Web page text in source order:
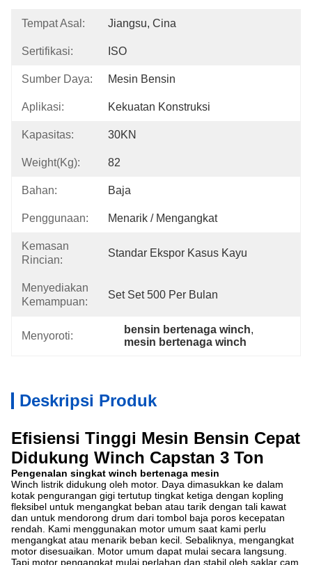
Tempat Asal: Jiangsu, Cina
Sertifikasi: ISO
Sumber Daya: Mesin Bensin
Aplikasi: Kekuatan Konstruksi
Kapasitas: 30KN
Weight(kg): 82
Bahan: Baja
Penggunaan: Menarik / Mengangkat
Kemasan
Rincian:
Standar Ekspor Kasus Kayu
Menyediakan
Kemampuan:
Set Set 500 Per Bulan
Menyoroti:
bensin bertenaga winch,
mesin bertenaga winch
Deskripsi Produk
Efisiensi Tinggi Mesin Bensin Cepat
Didukung Winch Capstan 3 Ton
Pengenalan singkat winch bertenaga mesin
Winch listrik didukung oleh motor. Daya dimasukkan ke dalam
kotak pengurangan gigi tertutup tingkat ketiga dengan kopling
fleksibel untuk mengangkat beban atau tarik dengan tali kawat
dan untuk mendorong drum dari tombol baja poros kecepatan
rendah.
Kami menggunakan motor umum saat kami perlu
mengangkat atau menarik beban kecil. Sebaliknya, mengangkat
motor disesuaikan.
Motor umum dapat mulai secara langsung.
Tapi motor pengangkat mulai perlahan dan stabil oleh saklar cam